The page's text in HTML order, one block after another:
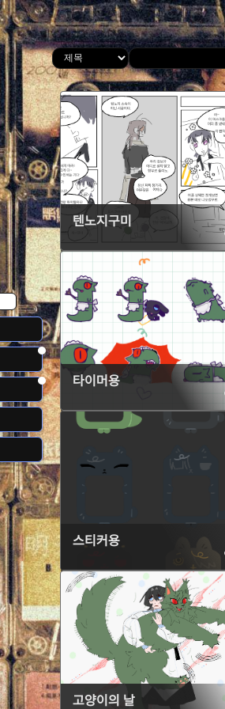
텐노지구미
타이머용
스티커용
고양이의 날